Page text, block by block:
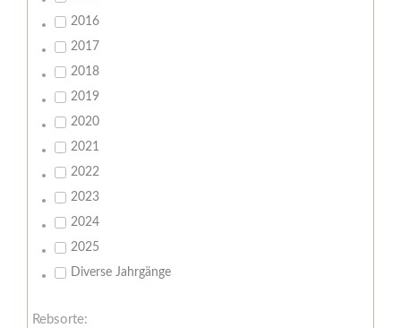
2016
2017
2018
2019
2020
2021
2022
2023
2024
2025
Diverse Jahrgänge
Rebsorte: